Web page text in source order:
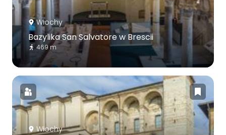
Włochy
Bazylika San Salvatore w Brescii
469 m
Włochy